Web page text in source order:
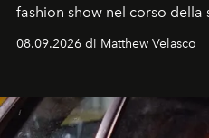
fashion show nel corso della
08.09.2026 di Matthew Velasco